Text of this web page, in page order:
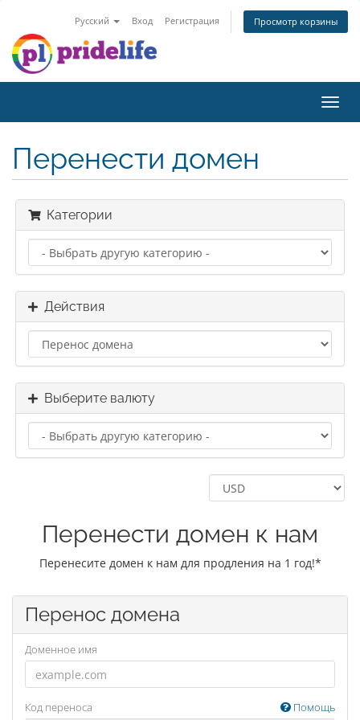
Русский Вход Регистрация Просмотр корзины
Перенести домен
Категории
Действия
Выберите валюту
Перенести домен к нам
Перенесите домен к нам для продления на 1 год!*
Перенос домена
Доменное имя
Код переноса Помощь